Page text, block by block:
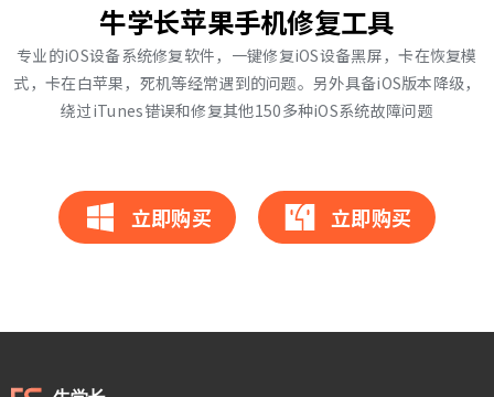
牛学长苹果手机修复工具
专业的iOS设备系统修复软件，一键修复iOS设备黑屏，卡在恢复模
式，卡在白苹果，死机等经常遇到的问题。另外具备iOS版本降级，
绕过iTunes错误和修复其他150多种iOS系统故障问题
立即购买 立即购买